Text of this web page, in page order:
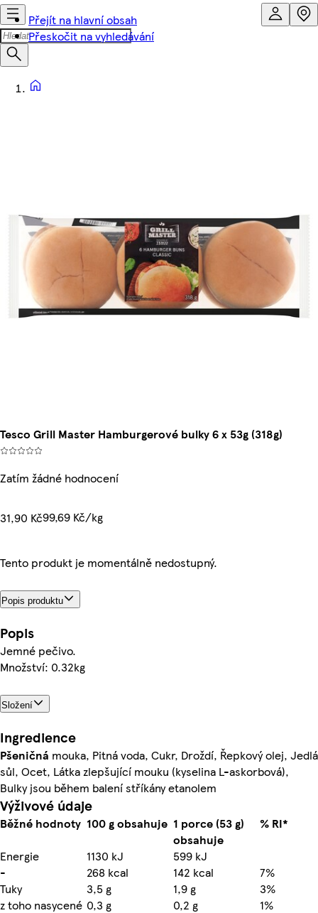
Přejít na hlavní obsah
Přeskočit na vyhledávání
Tesco Grill Master Hamburgerové bulky 6 x 53g (318g)
Zatím žádné hodnocení
31,90 Kč99,69 Kč/kg
Tento produkt je momentálně nedostupný.
Popis produktu
Popis
Jemné pečivo.
Množství: 0.32kg
Složení
Ingredience
Pšeničná mouka, Pitná voda, Cukr, Droždí, Řepkový olej, Jedlá
sůl, Ocet, Látka zlepšující mouku (kyselina L-askorbová),
Bulky jsou během balení stříkány etanolem
Výživové údaje
Běžné hodnoty 100 g obsahuje 1 porce (53 g)
obsahuje
% RI*
Energie
1130 kJ
599 kJ
-
268 kcal 142 kcal
7%
Tuky
3,5 g 1,9 g
3%
z toho nasycené 0,3 g 0,2 g
1%